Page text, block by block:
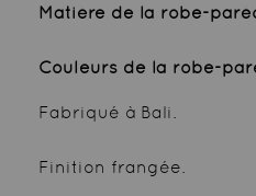
Matière de la robe-
Couleurs de la robe-
Fabriqué à Bali.
Finition frangée.